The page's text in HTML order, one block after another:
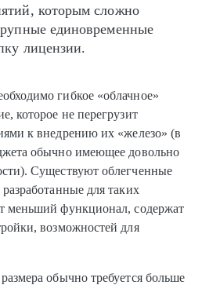
которым сложно
единовременные
лицензии.
гибкое «облачное»
которое не перегрузит
к внедрению их «железо» (в
обычно имеющее довольно
Существуют облегченные
для таких
меньший функционал, содержат
возможностей для
обычно требуется больше